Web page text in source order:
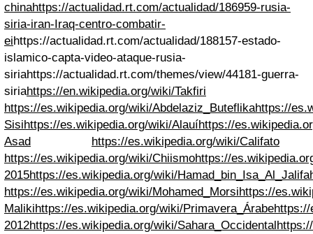
chinahttps://actualidad.rt.com/actualidad/186959-rusia-
siria-iran-Iraq-centro-combatir-
eihttps://actualidad.rt.com/actualidad/188157-estado-
islamico-capta-video-ataque-rusia-
siriahttps://actualidad.rt.com/themes/view/44181-guerra-
siriahttps://en.wikipedia.org/wiki/Takfiri
https://es.wikipedia.org/wiki/Abdelaziz_Buteflikahttps://
Sisihttps://es.wikipedia.org/wiki/Alauíhttps://
Asad
https://es.wikipedia.org/wiki/Califato
https://es.wikipedia.org/wiki/Chiismohttps://
2015https://es.wikipedia.org/wiki/Hamad_bin_Isa_Al_Jalifa
https://es.wikipedia.org/wiki/Mohamed_Morsihttps://
Malikihttps://es.wikipedia.org/wiki/Primavera_Árabehttps://
2012https://es.wikipedia.org/wiki/Sahara_Occidental